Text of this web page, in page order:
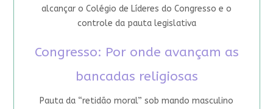
alcançar o Colégio de Líderes do Congresso e o
controle da pauta legislativa
Congresso: Por onde avançam as
bancadas religiosas
Pauta da “retidão moral” sob mando masculino